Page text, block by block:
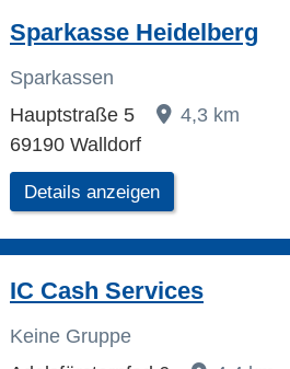
Sparkasse Heidelberg
Sparkassen
Hauptstraße 5
4,3 km
69190 Walldorf
Details anzeigen
IC Cash Services
Keine Gruppe